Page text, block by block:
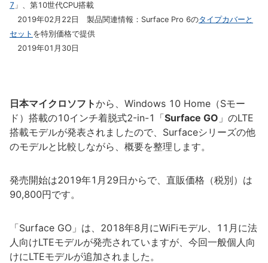
7 」、第10世代CPU搭載
2019年02月22日 製品関連情報：Surface Pro 6のタイプカバーと
セット を特別価格で提供
2019年01月30日
日本マイクロソフトから、Windows 10 Home（Sモー
ド）搭載の10インチ着脱式2-in-1「Surface GO 」のLTE
搭載モデルが発表されましたので、Surfaceシリーズの他
のモデルと比較しながら、概要を整理します。
発売開始は2019年1月29日からで、直販価格（税別）は
90,800円です。
「Surface GO」は、2018年8月にWiFiモデル、11月に法
人向けLTEモデルが発売されていますが、今回一般個人向
けにLTEモデルが追加されました。